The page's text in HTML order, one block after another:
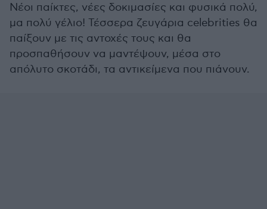
Νέοι παίκτες, νέες δοκιμασίες και φυσικά πολύ,
μα πολύ γέλιο! Τέσσερα ζευγάρια celebrities θα
παίξουν με τις αντοχές τους και θα
προσπαθήσουν να μαντέψουν, μέσα στο
απόλυτο σκοτάδι, τα αντικείμενα που πιάνουν.